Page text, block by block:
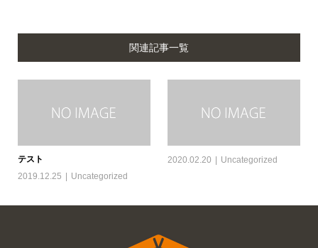
関連記事一覧
テスト
2019.12.25
Uncategorized
2020.02.20 Uncategorized